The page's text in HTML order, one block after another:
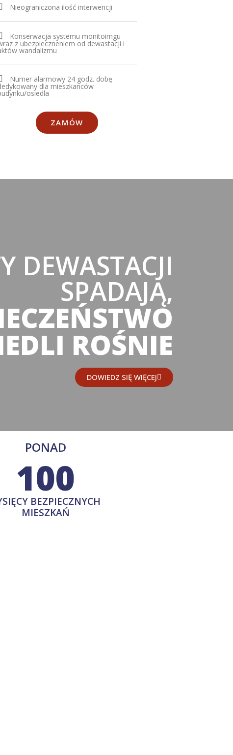
Nieograniczona ilość interwencji
Konserwacja systemu monitoirngu
z ubezpieczneniem od dewastacji i
wandalizmu
Numer alarmowy 24 godz. dobę
dla mieszkanców
osiedla
ZAMÓW
DEWASTACJI
SPADAJĄ,
ROŚNIE
DOWIEDZ SIĘ WIĘCEJ
PONAD
100
BEZPIECZNYCH
MIESZKAŃ